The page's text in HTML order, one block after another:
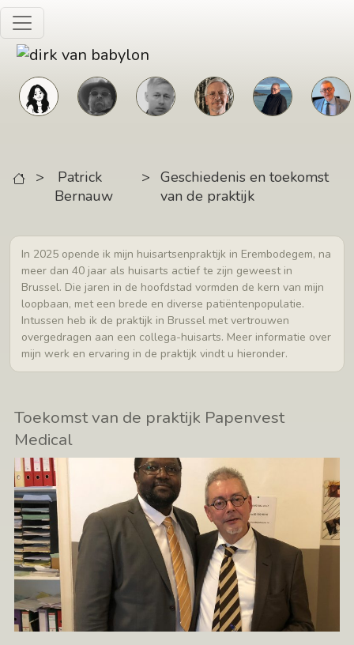
Skip to main content
>
Patrick
Bernauw
> Geschiedenis en toekomst
van de praktijk
In 2025 opende ik mijn huisartsenpraktijk in Erembodegem, na
meer dan 40 jaar als huisarts actief te zijn geweest in
Brussel. Die jaren in de hoofdstad vormden de kern van mijn
loopbaan, met een brede en diverse patiëntenpopulatie.
Intussen heb ik de praktijk in Brussel met vertrouwen
overgedragen aan een collega-huisarts. Meer informatie over
mijn werk en ervaring in de praktijk vindt u hieronder.
Toekomst van de praktijk Papenvest
Medical